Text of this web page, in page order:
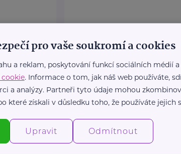
Intervenční centrum
domácím násilím
pro vaše soukromí a cookies
a reklam, poskytování funkcí sociálních médií
. Informace o tom, jak náš web používáte,
a analýzy. Partneři tyto údaje mohou
které získali v důsledku toho, že používáte jejich
Upravit Odmítnout